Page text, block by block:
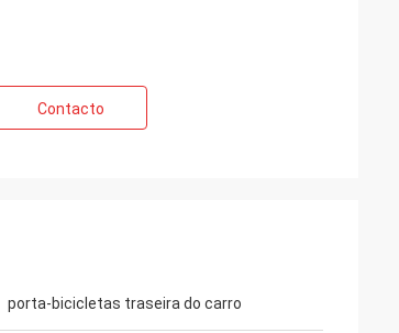
Contacto
porta-bicicletas traseira do carro